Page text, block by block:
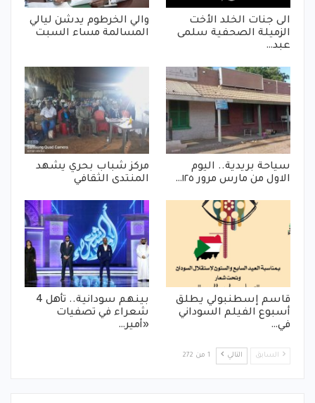
الى جنات الخلد الأخت
الزميلة الصحفية سلمى
عبد…
والي الخرطوم يدشن ليالي
المسالمة مساء السبت
سياحة بريدية.. اليوم
الاول من مارس مرور ١٢٥…
مركز شباب بحري يشهد
المنتدى الثقافي
قاسم إسطنبولي يطلق
أسبوع الفيلم السوداني
في…
بينهم سودانية.. تأهل 4
شعراء في تصفيات
«أمير…
السابق التالي 1 من 272